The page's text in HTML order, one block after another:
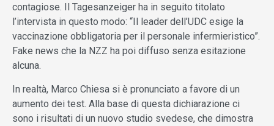
contagiose. Il Tagesanzeiger ha in seguito titolato
l’intervista in questo modo: “Il leader dell’UDC esige la
vaccinazione obbligatoria per il personale infermieristico”.
Fake news che la NZZ ha poi diffuso senza esitazione
alcuna.
In realtà, Marco Chiesa si è pronunciato a favore di un
aumento dei test. Alla base di questa dichiarazione ci
sono i risultati di un nuovo studio svedese, che dimostra